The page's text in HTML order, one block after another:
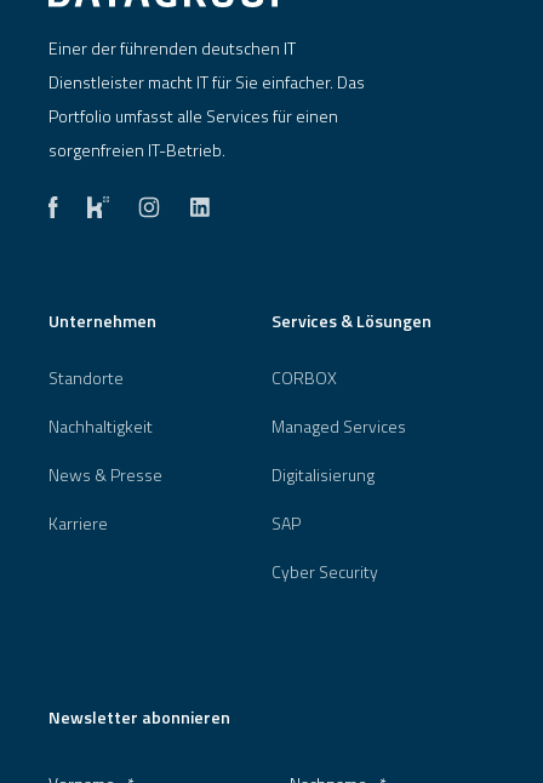
Einer der führenden deutschen IT
Dienstleister macht IT für Sie einfacher. Das
Portfolio umfasst alle Services für einen
sorgenfreien IT-Betrieb.
Unternehmen
Standorte
Nachhaltigkeit
News & Presse
Karriere
Services & Lösungen
CORBOX
Managed Services
Digitalisierung
SAP
Cyber Security
Newsletter abonnieren